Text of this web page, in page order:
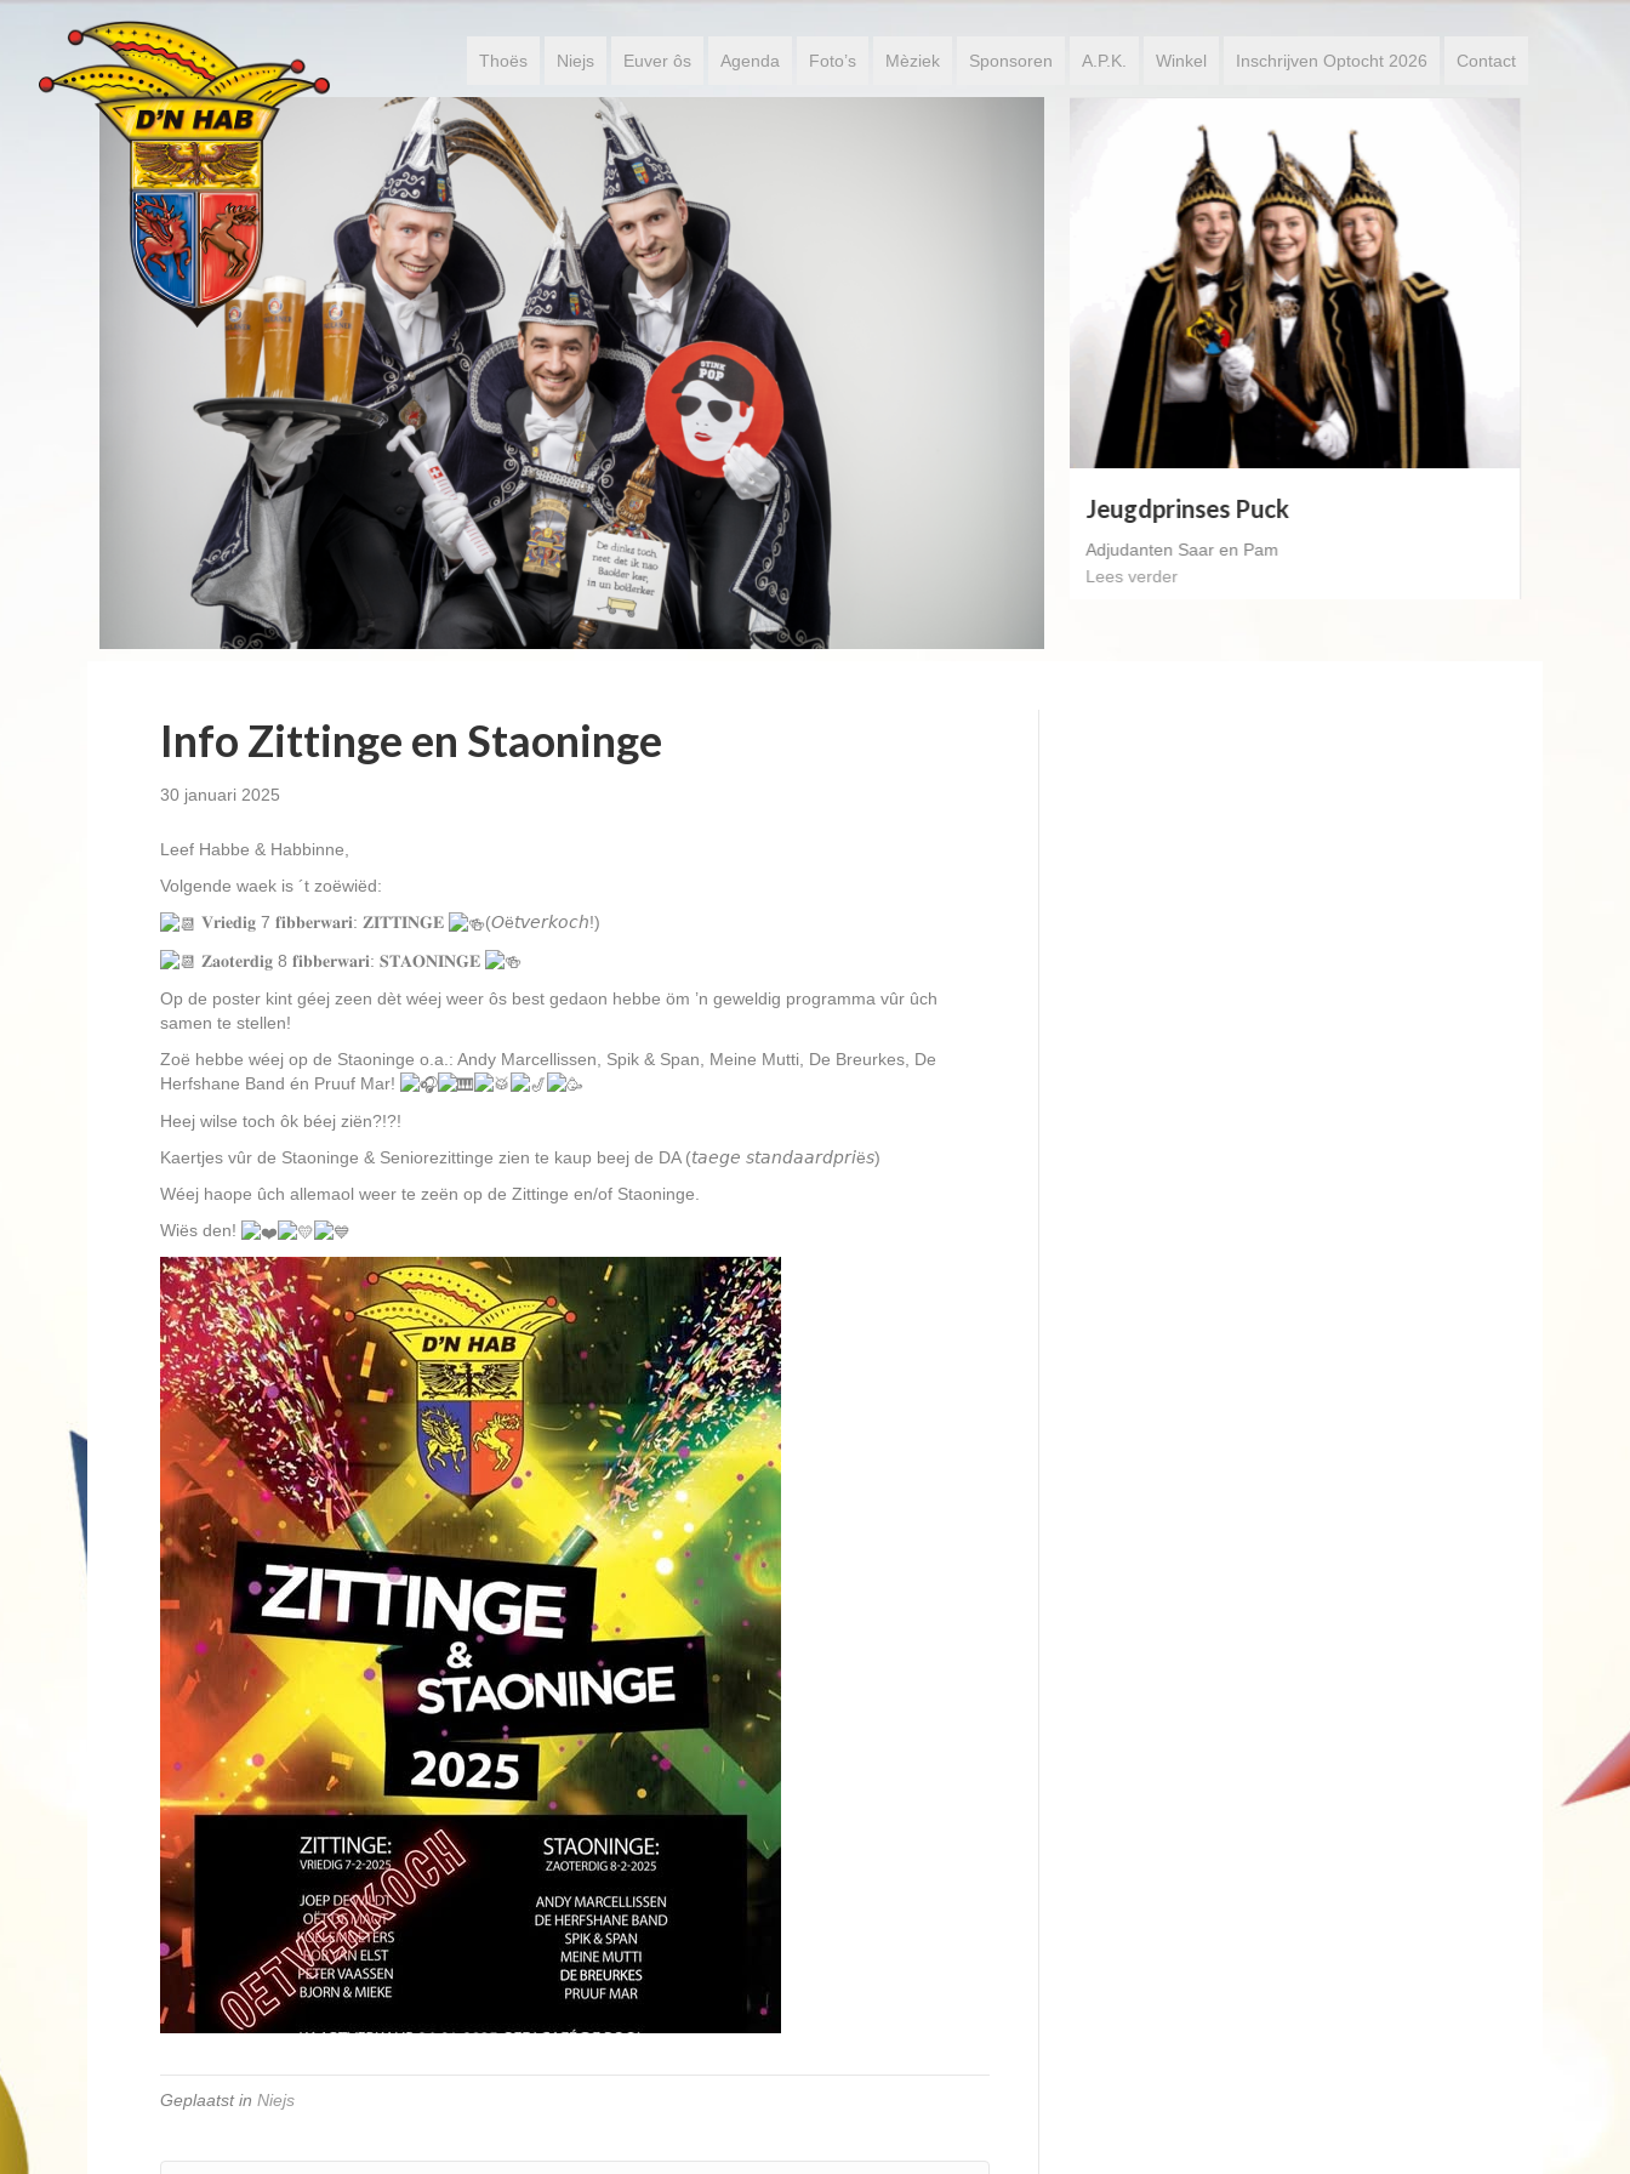
Thoës Niejs Euver ôs Agenda Foto’s Mèziek Sponsoren A.P.K. Winkel Inschrijven Optocht 2026 Contact
Jeugdprinses Puck
Adjudanten Saar en Pam
Lees verder
Boorebroedspaar 2026
Lees verder
Info Zittinge en Staoninge
30 januari 2025
Leef Habbe & Habbinne,
Volgende waek is ´t zoëwiëd:
𝐕𝐫𝐢𝐞𝐝𝐢𝐠 7 𝐟𝐢𝐛𝐛𝐞𝐫𝐰𝐚𝐫𝐢: 𝐙𝐈𝐓𝐓𝐈𝐍𝐆𝐄
(𝘖ë𝘵𝘷𝘦𝘳𝘬𝘰𝘤𝘩!)
𝐙𝐚𝐨𝐭𝐞𝐫𝐝𝐢𝐠 8 𝐟𝐢𝐛𝐛𝐞𝐫𝐰𝐚𝐫𝐢: 𝐒𝐓𝐀𝐎𝐍𝐈𝐍𝐆𝐄
Op de poster kint géej zeen dèt wéej weer ôs best gedaon hebbe öm ’n geweldig programma vûr ûch
samen te stellen!
Zoë hebbe wéej op de Staoninge o.a.: Andy Marcellissen, Spik & Span, Meine Mutti, De Breurkes, De
Herfshane Band én Pruuf Mar!
Heej wilse toch ôk béej ziën?!?!
Kaertjes vûr de Staoninge & Seniorezittinge zien te kaup beej de DA (𝘵𝘢𝘦𝘨𝘦 𝘴𝘵𝘢𝘯𝘥𝘢𝘢𝘳𝘥𝘱𝘳𝘪ë𝘴)
Wéej haope ûch allemaol weer te zeën op de Zittinge en/of Staoninge.
Wiës den!
Geplaatst in Niejs